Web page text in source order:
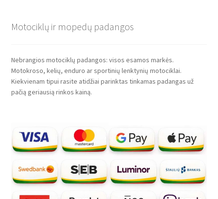
Motociklų ir mopedų padangos
Nebrangios motociklų padangos: visos esamos markės.
Motokroso, kelių, enduro ar sportinių lenktynių motociklai.
Kiekvienam tipui rasite atidžiai parinktas tinkamas padangas už
pačią geriausią rinkos kainą.